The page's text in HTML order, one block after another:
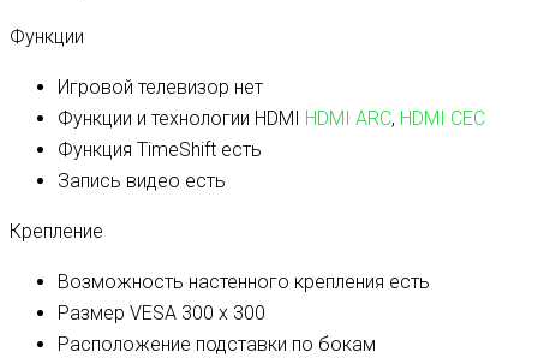
Функции
Игровой телевизор нет
Функции и технологии HDMI
HDMI ARC, HDMI CEC
Функция TimeShift есть
Запись видео есть
Крепление
Возможность настенного крепления есть
Размер VESA 300 x 300
Расположение подставки по бокам